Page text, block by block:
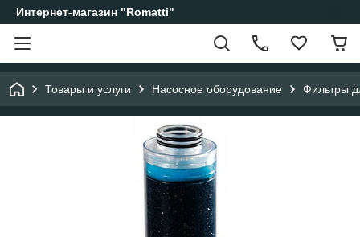
Интернет-магазин "Romatti"
Товары и услуги Насосное оборудование Фильтры